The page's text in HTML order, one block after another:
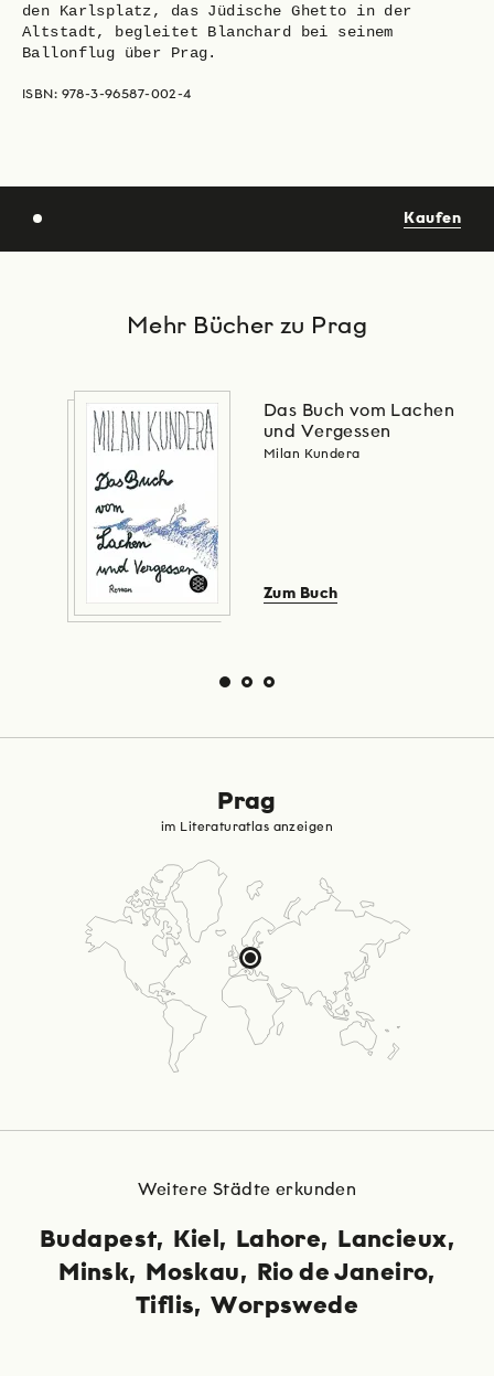
den Karlsplatz, das Jüdische Ghetto in der
Altstadt, begleitet Blanchard bei seinem
Ballonflug über Prag.
ISBN: 978-3-96587-002-4
Kaufen
Mehr Bücher zu Prag
Das Buch vom Lachen
und Vergessen
Milan Kundera
Zum Buch
Prag
im Literaturatlas anzeigen
Weitere Städte erkunden
Budapest Kiel Lahore
Lancieux
Minsk
Moskau
Rio de Janeiro
Tiflis
Worpswede